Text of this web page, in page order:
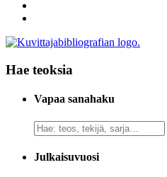
Hae teoksia
Vapaa sanahaku
Vapaa
sanahaku
Julkaisuvuosi